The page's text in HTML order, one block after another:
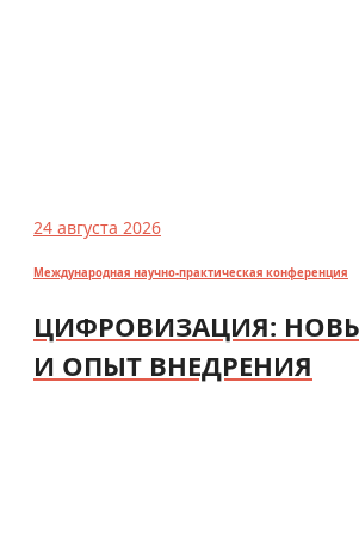
24 августа 2026
Международная научно-практическая конференция
ЦИФРОВИЗАЦИЯ:
И ОПЫТ ВНЕДРЕНИЯ